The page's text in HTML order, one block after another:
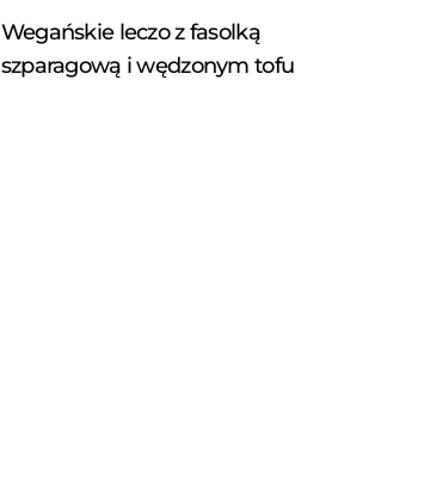
Wegańskie leczo z fasolką
szparagową i wędzonym tofu